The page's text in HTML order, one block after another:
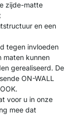
zijde-matte
en een
tegen invloeden
maten kunnen
gerealiseerd. De
ON-WALL
voor u in onze
mee dat